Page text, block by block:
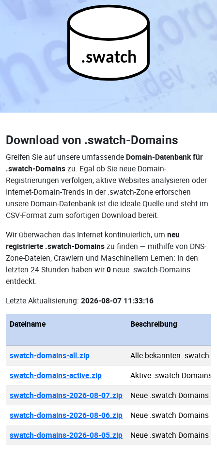
.swatch
Download von .swatch-Domains
Greifen Sie auf unsere umfassende Domain-Datenbank für
.swatch-Domainszu. Egal ob Sie neue Domain-
Registrierungen verfolgen, aktive Websites analysieren oder
Internet-Domain-Trends in der .swatch-Zone erforschen —
unsere Domain-Datenbank ist die ideale Quelle und steht im
CSV-Format zum sofortigen Download bereit.
Wir überwachen das Internet kontinuierlich, um neu
registrierte .swatch-Domainszu finden — mithilfe von DNS-
Zone-Dateien, Crawlern und Maschinellem Lernen: In den
letzten 24 Stunden haben wir0 neue .swatch-Domains
entdeckt.
Letzte Aktualisierung: 2026-08-07 11:33:16
Dateiname Beschreibung
swatch-domains-all.zip
Alle bekannten .swatch
swatch-domains-active.zip
Aktive .swatch Domains
swatch-domains-2026-08-07.zip
Neue .swatch Domains
swatch-domains-2026-08-06.zip
Neue .swatch Domains
swatch-domains-2026-08-05.zip
Neue .swatch Domains